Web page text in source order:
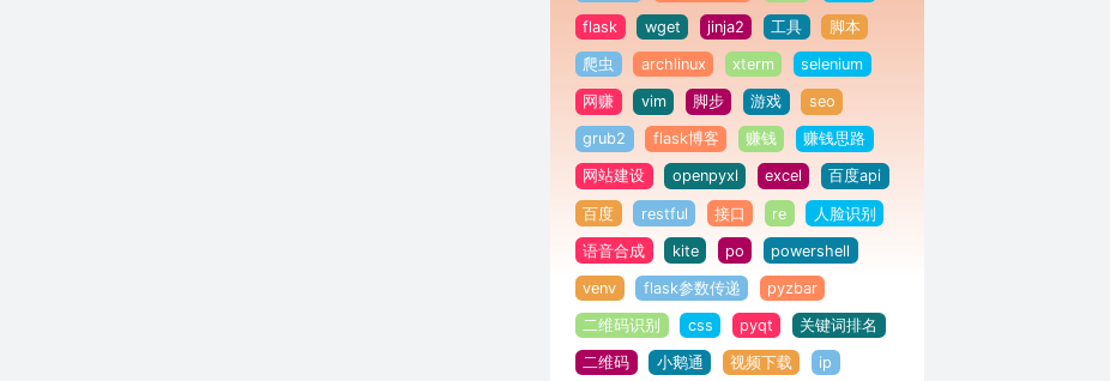
flask wget jinja2 工具 脚本
爬虫 archlinux xterm selenium
网赚 vim 脚步 游戏 seo
grub2 flask博客 赚钱 赚钱思路
网站建设 openpyxl excel 百度api
百度 restful 接口 re 人脸识别
语音合成 kite po powershell
venv flask参数传递 pyzbar
二维码识别 css pyqt 关键词排名
二维码 小鹅通 视频下载 ip